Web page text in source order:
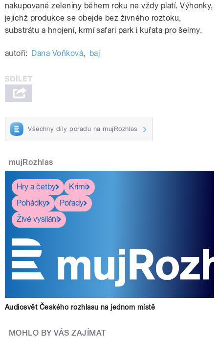
nakupované zeleniny během roku ne vždy platí. Výhonky,
jejichž produkce se obejde bez živného roztoku,
substrátu a hnojení, krmí safari park i kuřata pro šelmy.
autoři: Dana Voňková, baj
Všechny díly pořadu na mujRozhlas
mujRozhlas
Hry a četby
Krimi
Pohádky
Pořady
Živé vysílání
Audiosvět Českého rozhlasu na jednom místě
MOHLO BY VÁS ZAJÍMAT